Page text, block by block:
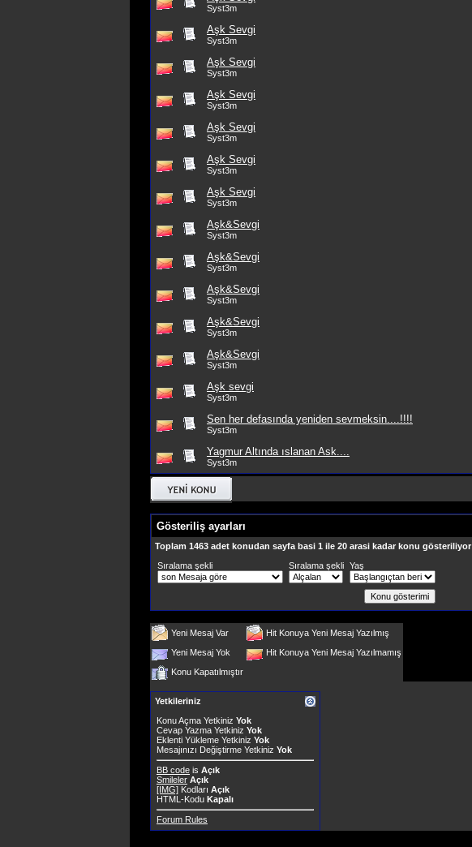
Syst3m
Aşk Sevgi
Syst3m
Aşk Sevgi
Syst3m
Aşk Sevgi
Syst3m
Aşk Sevgi
Syst3m
Aşk Sevgi
Syst3m
Aşk Sevgi
Syst3m
Aşk&Sevgi
Syst3m
Aşk&Sevgi
Syst3m
Aşk&Sevgi
Syst3m
Aşk&Sevgi
Syst3m
Aşk&Sevgi
Syst3m
Aşk sevgi
Syst3m
Sen her defasında yeniden sevmeksin....!!!!
Syst3m
Yagmur Altında ıslanan Ask....
Syst3m
Gösteriliş ayarları
Toplam 1463 adet konudan sayfa basi 1 ile 20 arasi kadar konu gösteriliyor
Sıralama şekli
Sıralama şekli Yaş
Yeni Mesaj Var
Hit Konuya Yeni Mesaj Yazılmış
Yeni Mesaj Yok
Hit Konuya Yeni Mesaj Yazılmamış
Konu Kapatılmıştır
Yetkileriniz
Konu Açma Yetkiniz Yok
Cevap Yazma Yetkiniz Yok
Eklenti Yükleme Yetkiniz Yok
Mesajınızı Değiştirme Yetkiniz Yok
BB code is Açık
Smileler Açık
[IMG] Kodları Açık
HTML-Kodu Kapalı
Forum Rules